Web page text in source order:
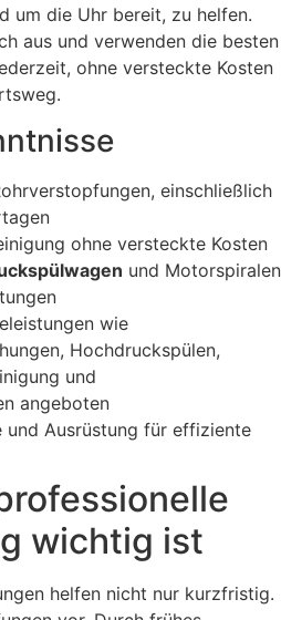
um die Uhr bereit, zu helfen.
aus und verwenden die besten
ohne versteckte Kosten
einschließlich
ohne versteckte Kosten
und Motorspiralen
wie
Hochdruckspülen,
und
angeboten
und Ausrüstung für effiziente
wichtig ist
helfen nicht nur kurzfristig.